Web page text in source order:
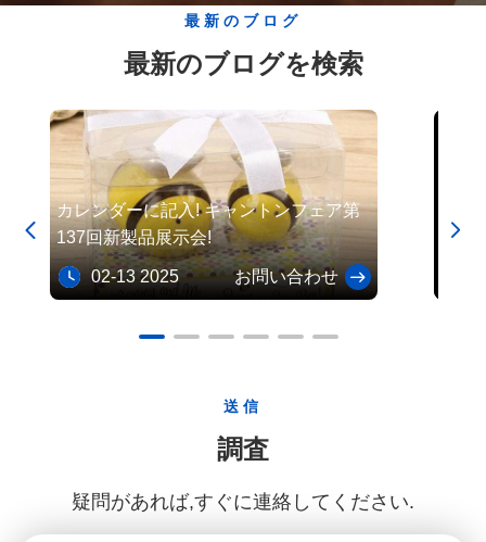
最新のブログ
最新のブログを検索
カレンダーに記入! キャントンフェア第
137回新製品展示会!
02-13 2025 お問い合わせ
 
送信
調査
疑問があれば,すぐに連絡してください.